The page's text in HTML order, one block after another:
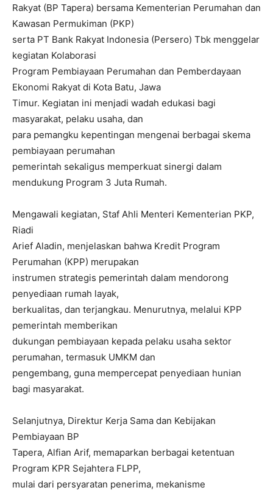
Rakyat (BP Tapera) bersama Kementerian Perumahan dan
Kawasan Permukiman (PKP)
serta PT Bank Rakyat Indonesia (Persero) Tbk menggelar
kegiatan Kolaborasi
Program Pembiayaan Perumahan dan Pemberdayaan
Ekonomi Rakyat di Kota Batu, Jawa
Timur. Kegiatan ini menjadi wadah edukasi bagi
masyarakat, pelaku usaha, dan
para pemangku kepentingan mengenai berbagai skema
pembiayaan perumahan
pemerintah sekaligus memperkuat sinergi dalam
mendukung Program 3 Juta Rumah.
Mengawali kegiatan, Staf Ahli Menteri Kementerian PKP,
Riadi
Arief Aladin, menjelaskan bahwa Kredit Program
Perumahan (KPP) merupakan
instrumen strategis pemerintah dalam mendorong
penyediaan rumah layak,
berkualitas, dan terjangkau. Menurutnya, melalui KPP
pemerintah memberikan
dukungan pembiayaan kepada pelaku usaha sektor
perumahan, termasuk UMKM dan
pengembang, guna mempercepat penyediaan hunian
bagi masyarakat.
Selanjutnya, Direktur Kerja Sama dan Kebijakan
Pembiayaan BP
Tapera, Alfian Arif, memaparkan berbagai ketentuan
Program KPR Sejahtera FLPP,
mulai dari persyaratan penerima, mekanisme